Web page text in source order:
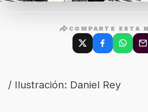
COMPARTE ESTA
/ Ilustración: Daniel Rey